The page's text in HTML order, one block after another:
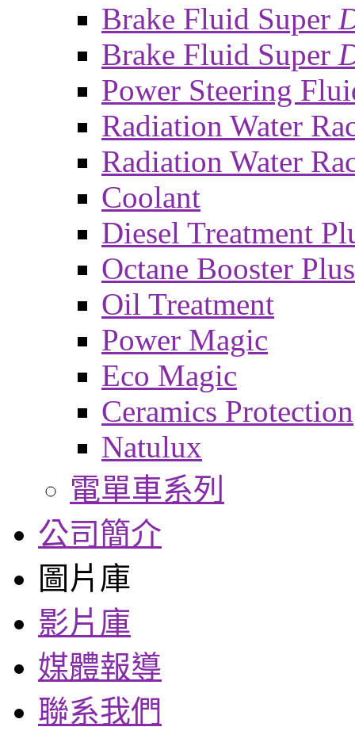
Brake Fluid Super
Brake Fluid Super
Power Steering
Radiation Water
Radiation Water
Coolant
Diesel Treatment
Octane Booster Plus
Oil Treatment
Power Magic
Eco Magic
Ceramics Protection
Natulux
電單車系列
公司簡介
圖片庫
影片庫
媒體報導
聯系我們